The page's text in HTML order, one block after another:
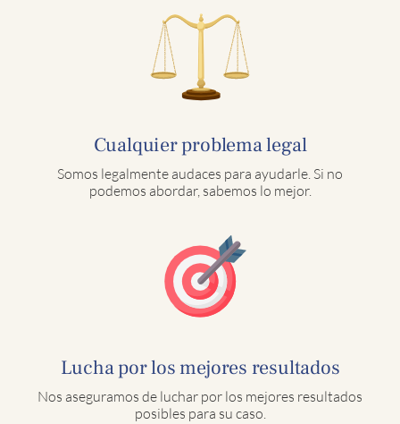
Cualquier problema legal
Somos legalmente audaces para ayudarle. Si no
podemos abordar, sabemos lo mejor.
Lucha por los mejores resultados
Nos aseguramos de luchar por los mejores resultados
posibles para su caso.